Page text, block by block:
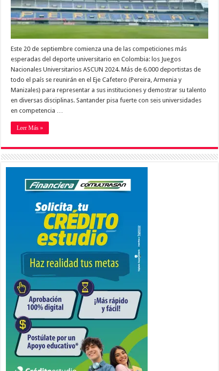
Este 20 de septiembre comienza una de las competiciones más
esperadas del deporte universitario en Colombia: los Juegos
Nacionales Universitarios ASCUN 2024. Más de 6.000 deportistas de
todo el país se reunirán en el Eje Cafetero (Pereira, Armenia y
Manizales) para representar a sus instituciones y demostrar su talento
en diversas disciplinas. Santander pisa fuerte con seis universidades
en competencia …
Leer Más »